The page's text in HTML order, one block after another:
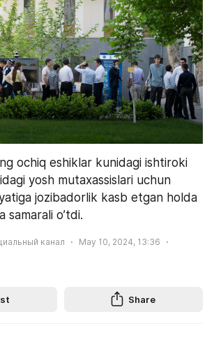
ochiq eshiklar kunidagi ishtiroki
yosh mutaxassislari uchun
jozibadorlik kasb etgan holda
samarali o’tdi.
канал May 10, 2024, 13:36
Share